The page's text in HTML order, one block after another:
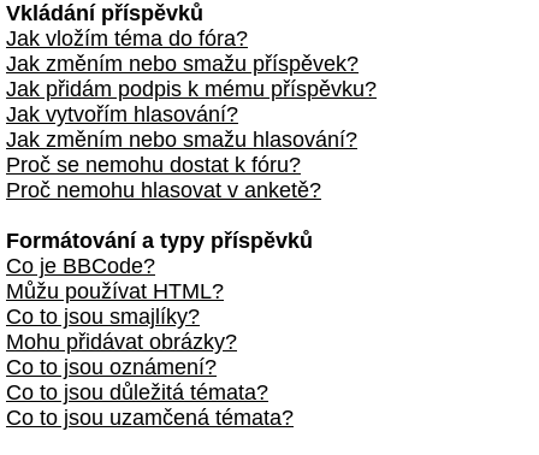
Vkládání příspěvků
Jak vložím téma do fóra?
Jak změním nebo smažu příspěvek?
Jak přidám podpis k mému příspěvku?
Jak vytvořím hlasování?
Jak změním nebo smažu hlasování?
Proč se nemohu dostat k fóru?
Proč nemohu hlasovat v anketě?
Formátování a typy příspěvků
Co je BBCode?
Můžu používat HTML?
Co to jsou smajlíky?
Mohu přidávat obrázky?
Co to jsou oznámení?
Co to jsou důležitá témata?
Co to jsou uzamčená témata?